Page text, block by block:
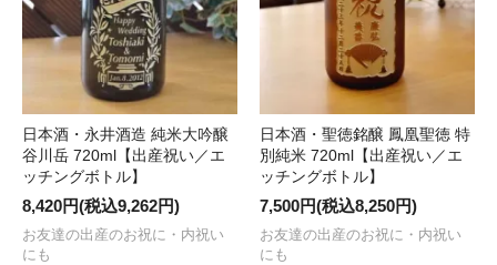
日本酒・永井酒造 純米大吟醸
谷川岳 720ml【出産祝い／エ
ッチングボトル】
8,420円(税込9,262円)
お友達の出産のお祝に・内祝い
にも
日本酒・聖徳銘醸 鳳凰聖徳 特
別純米 720ml【出産祝い／エ
ッチングボトル】
7,500円(税込8,250円)
お友達の出産のお祝に・内祝い
にも